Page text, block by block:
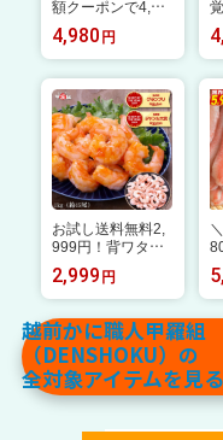
額クーポンで4,98
0円⇒送料無料2,4
90円！有塩or無塩
が選べる！骨取り
縞ほっけ切身1kg
縞ホッケ シマホッ
ケ 骨なし【P】
4,980 円
お試し送料無料2,
999円！背ワタ無
し♪希少な特大む
きえび1kg（解凍後
800g） お中元 ギ
フト プレゼント
【P】
2,999 円
越前かに職人甲羅組
（DENSHOKU）の
全対象アイテムを見る